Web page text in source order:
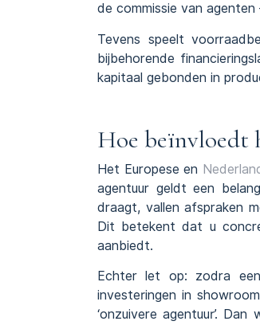
de commissie van
Tevens speelt
bijbehorende
kapitaal gebonden in
Hoe beïnvloedt
Het Europese en
agentuur geldt een
draagt, vallen afspraken
Dit betekent dat u
aanbiedt.
Echter let op: zodra
investeringen in
‘onzuivere agentuur’.